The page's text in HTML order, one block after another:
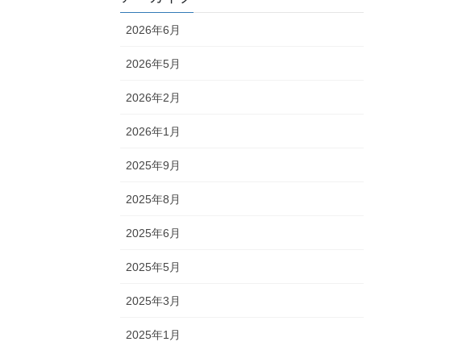
2026年6月
2026年5月
2026年2月
2026年1月
2025年9月
2025年8月
2025年6月
2025年5月
2025年3月
2025年1月